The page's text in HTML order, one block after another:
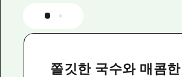
쫄깃한 국수와 매콤